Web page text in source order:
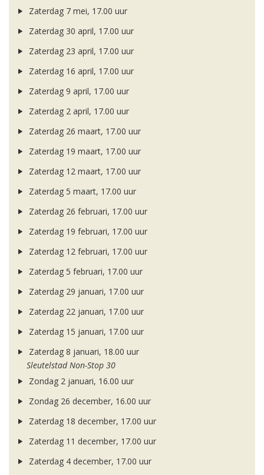
Zaterdag 7 mei, 17.00 uur
Zaterdag 30 april, 17.00 uur
Zaterdag 23 april, 17.00 uur
Zaterdag 16 april, 17.00 uur
Zaterdag 9 april, 17.00 uur
Zaterdag 2 april, 17.00 uur
Zaterdag 26 maart, 17.00 uur
Zaterdag 19 maart, 17.00 uur
Zaterdag 12 maart, 17.00 uur
Zaterdag 5 maart, 17.00 uur
Zaterdag 26 februari, 17.00 uur
Zaterdag 19 februari, 17.00 uur
Zaterdag 12 februari, 17.00 uur
Zaterdag 5 februari, 17.00 uur
Zaterdag 29 januari, 17.00 uur
Zaterdag 22 januari, 17.00 uur
Zaterdag 15 januari, 17.00 uur
Zaterdag 8 januari, 18.00 uur
Sleutelstad Non-Stop 30
Zondag 2 januari, 16.00 uur
Zondag 26 december, 16.00 uur
Zaterdag 18 december, 17.00 uur
Zaterdag 11 december, 17.00 uur
Zaterdag 4 december, 17.00 uur